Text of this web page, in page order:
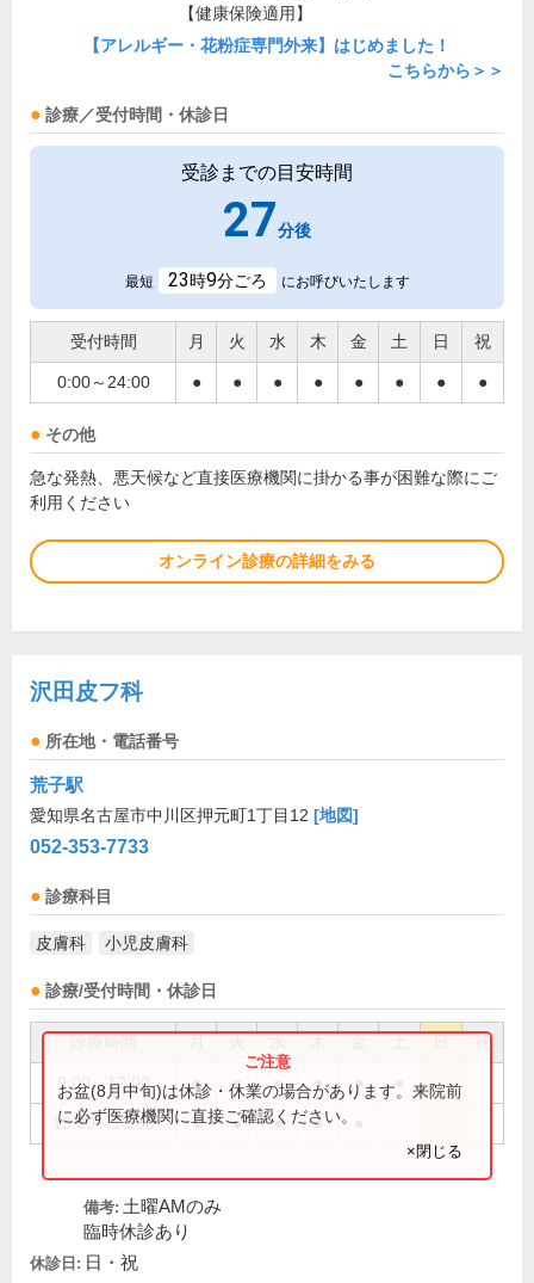
【健康保険適用】
【アレルギー・花粉症専門外来】はじめました！
こちらから＞＞
診療／受付時間・休診日
受診までの目安時間
27分後
最短 23時9分ごろ にお呼びいたします
受付時間 月 火 水 木 金 土 日 祝
0:00～24:00 ● ● ● ● ● ● ● ●
その他
急な発熱、悪天候など直接医療機関に掛かる事が困難な際にご
利用ください
オンライン診療の詳細をみる
沢田皮フ科
所在地・電話番号
荒子駅
愛知県名古屋市中川区押元町1丁目12 [地図]
052-353-7733
診療科目
皮膚科 小児皮膚科
診療/受付時間・休診日
祝
9:00～12:00 ● ● ● ● ●
15:30～18:30 ● ● ● ●
お盆(8月中旬)は休診・休業の場合があります。来院前
に必ず医療機関に直接ご確認ください。
×閉じる
備考: 土曜AMのみ
臨時休診あり
休診日: 日・祝